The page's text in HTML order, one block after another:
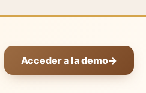
Acceder a la demo→